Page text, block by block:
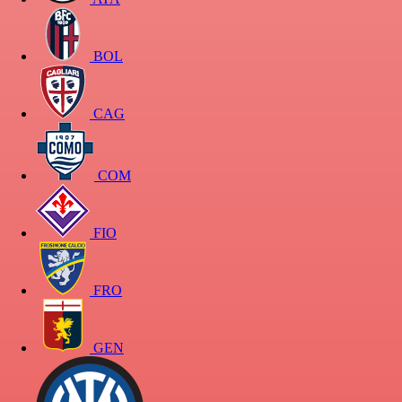
BOL
CAG
COM
FIO
FRO
GEN